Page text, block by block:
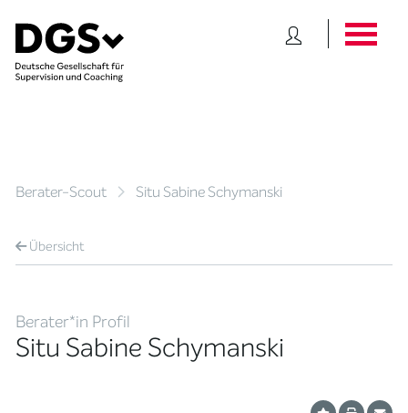
Berater-Scout Situ Sabine Schymanski
Übersicht
Berater*in Profil
Situ Sabine Schymanski